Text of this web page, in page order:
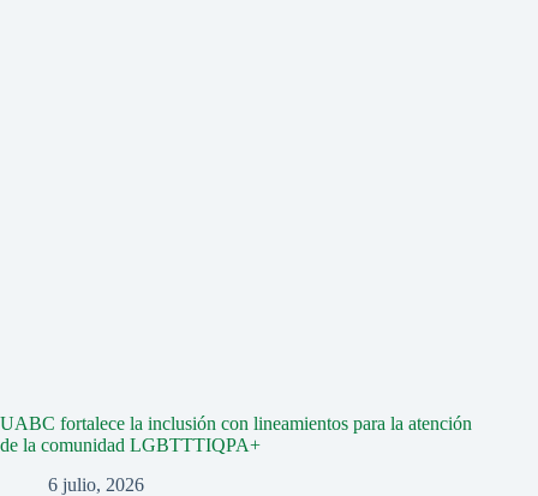
UABC fortalece la inclusión con lineamientos para la atención
de la comunidad LGBTTTIQPA+
6 julio, 2026